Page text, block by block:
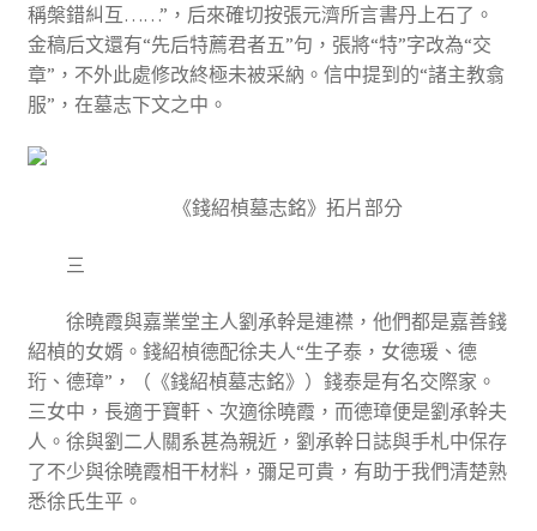
稱槃錯糾互……”，后來確切按張元濟所言書丹上石了。
金稿后文還有“先后特薦君者五”句，張將“特”字改為“交
章”，不外此處修改終極未被采納。信中提到的“諸主教翕
服”，在墓志下文之中。
《錢紹楨墓志銘》拓片部分
三
徐曉霞與嘉業堂主人劉承幹是連襟，他們都是嘉善錢
紹楨的女婿。錢紹楨德配徐夫人“生子泰，女德瑗、德
珩、德璋”，（《錢紹楨墓志銘》）錢泰是有名交際家。
三女中，長適于寶軒、次適徐曉霞，而德璋便是劉承幹夫
人。徐與劉二人關系甚為親近，劉承幹日誌與手札中保存
了不少與徐曉霞相干材料，彌足可貴，有助于我們清楚熟
悉徐氏生平。